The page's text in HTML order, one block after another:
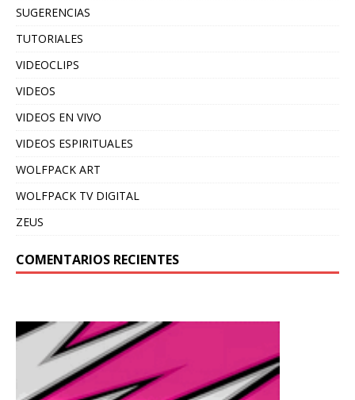
SUGERENCIAS
TUTORIALES
VIDEOCLIPS
VIDEOS
VIDEOS EN VIVO
VIDEOS ESPIRITUALES
WOLFPACK ART
WOLFPACK TV DIGITAL
ZEUS
COMENTARIOS RECIENTES